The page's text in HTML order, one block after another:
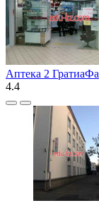
Аптека 2
4.4